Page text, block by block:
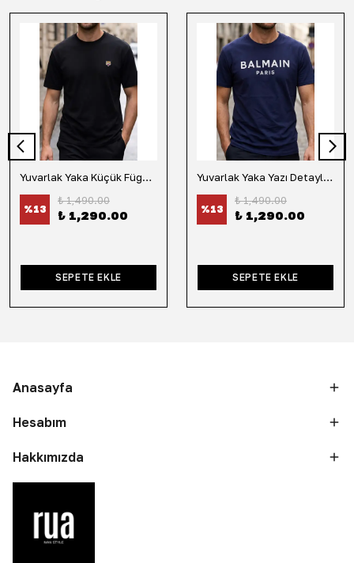
Yuvarlak Yaka Küçük Fügür Detaylı Tişört-Siyah
%13
₺ 1,490.00
₺ 1,290.00
SEPETE EKLE
Yuvarlak Yaka Yazı Detaylı Tişört-Lacivert
%13
₺ 1,490.00
₺ 1,290.00
SEPETE EKLE
Anasayfa
Hesabım
Hakkımızda